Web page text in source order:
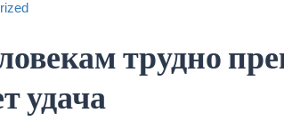
трудно
удача